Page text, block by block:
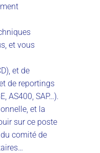
et vous
et de
de reportings
AS400, SAP…).
et la
sur ce poste
comité de